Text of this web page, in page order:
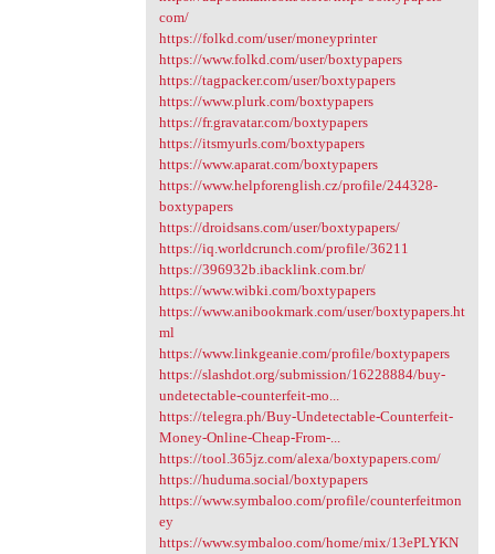
com/
https://folkd.com/user/moneyprinter
https://www.folkd.com/user/boxtypapers
https://tagpacker.com/user/boxtypapers
https://www.plurk.com/boxtypapers
https://fr.gravatar.com/boxtypapers
https://itsmyurls.com/boxtypapers
https://www.aparat.com/boxtypapers
https://www.helpforenglish.cz/profile/244328-
boxtypapers
https://droidsans.com/user/boxtypapers/
https://iq.worldcrunch.com/profile/36211
https://396932b.ibacklink.com.br/
https://www.wibki.com/boxtypapers
https://www.anibookmark.com/user/boxtypapers.ht
ml
https://www.linkgeanie.com/profile/boxtypapers
https://slashdot.org/submission/16228884/buy-
undetectable-counterfeit-mo...
https://telegra.ph/Buy-Undetectable-Counterfeit-
Money-Online-Cheap-From-...
https://tool.365jz.com/alexa/boxtypapers.com/
https://huduma.social/boxtypapers
https://www.symbaloo.com/profile/counterfeitmon
ey
https://www.symbaloo.com/home/mix/13ePLYKN